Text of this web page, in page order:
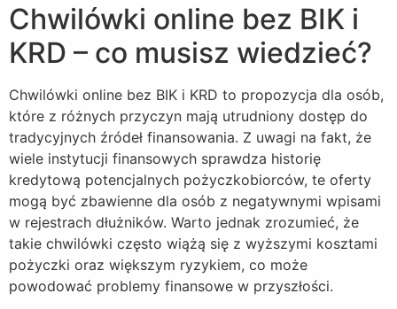
Chwilówki online bez BIK i
KRD – co musisz wiedzieć?
Chwilówki online bez BIK i KRD to propozycja dla osób,
które z różnych przyczyn mają utrudniony dostęp do
tradycyjnych źródeł finansowania. Z uwagi na fakt, że
wiele instytucji finansowych sprawdza historię
kredytową potencjalnych pożyczkobiorców, te oferty
mogą być zbawienne dla osób z negatywnymi wpisami
w rejestrach dłużników. Warto jednak zrozumieć, że
takie chwilówki często wiążą się z wyższymi kosztami
pożyczki oraz większym ryzykiem, co może
powodować problemy finansowe w przyszłości.